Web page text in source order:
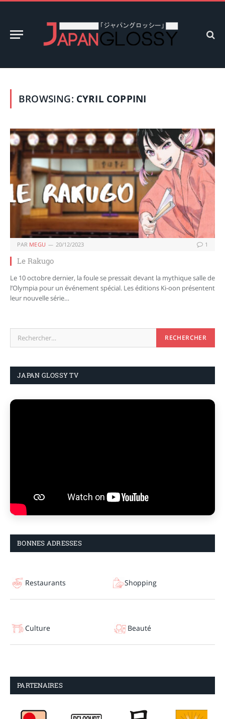
BROWSING: CYRIL COPPINI
PAR MEGU 20/12/2023 1
Le Rakugo
Le 10 octobre dernier, la foule se pressait devant la mythique salle de
l’Olympia pour un événement spécial. Les éditions Ki-oon présentent
leur nouvelle série…
JAPAN GLOSSY TV
BONNES ADRESSES
Restaurants Shopping
Culture Beauté
PARTENAIRES